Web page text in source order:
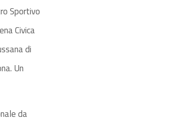
Sportivo
Civica
di
Un
da